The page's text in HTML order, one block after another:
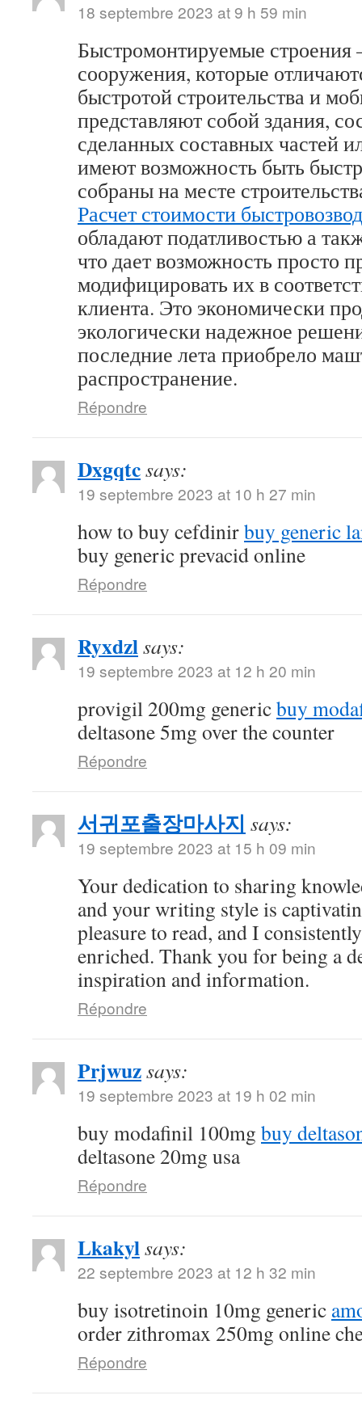
18 septembre 2023 at 9 h 59 min
Быстромонтируемые строения
сооружения, которые
быстротой строительства и
представляют собой здания,
сделанных составных частей
имеют возможность быть
собраны на месте
Расчет стоимости
обладают податливостью а
что дает возможность просто
модифицировать их в
клиента. Это экономически
экологически надежное
последние лета приобрело
распространение.
Répondre
Dxgqtcsays:
19 septembre 2023 at 10 h 27 min
how to buy cefdinirbuy generic
buy generic prevacid online
Répondre
Ryxdzlsays:
19 septembre 2023 at 12 h 20 min
provigil 200mg genericbuy
deltasone 5mg over the counter
Répondre
서귀포출장마사지 says:
19 septembre 2023 at 15 h 09 min
Your dedication to sharing
and your writing style is
pleasure to read, and I
enriched. Thank you for being a
inspiration and information.
Répondre
Prjwuzsays:
19 septembre 2023 at 19 h 02 min
buy modafinil 100mg buy
deltasone 20mg usa
Répondre
Lkakylsays:
22 septembre 2023 at 12 h 32 min
buy isotretinoin 10mg generic
order zithromax 250mg online
Répondre